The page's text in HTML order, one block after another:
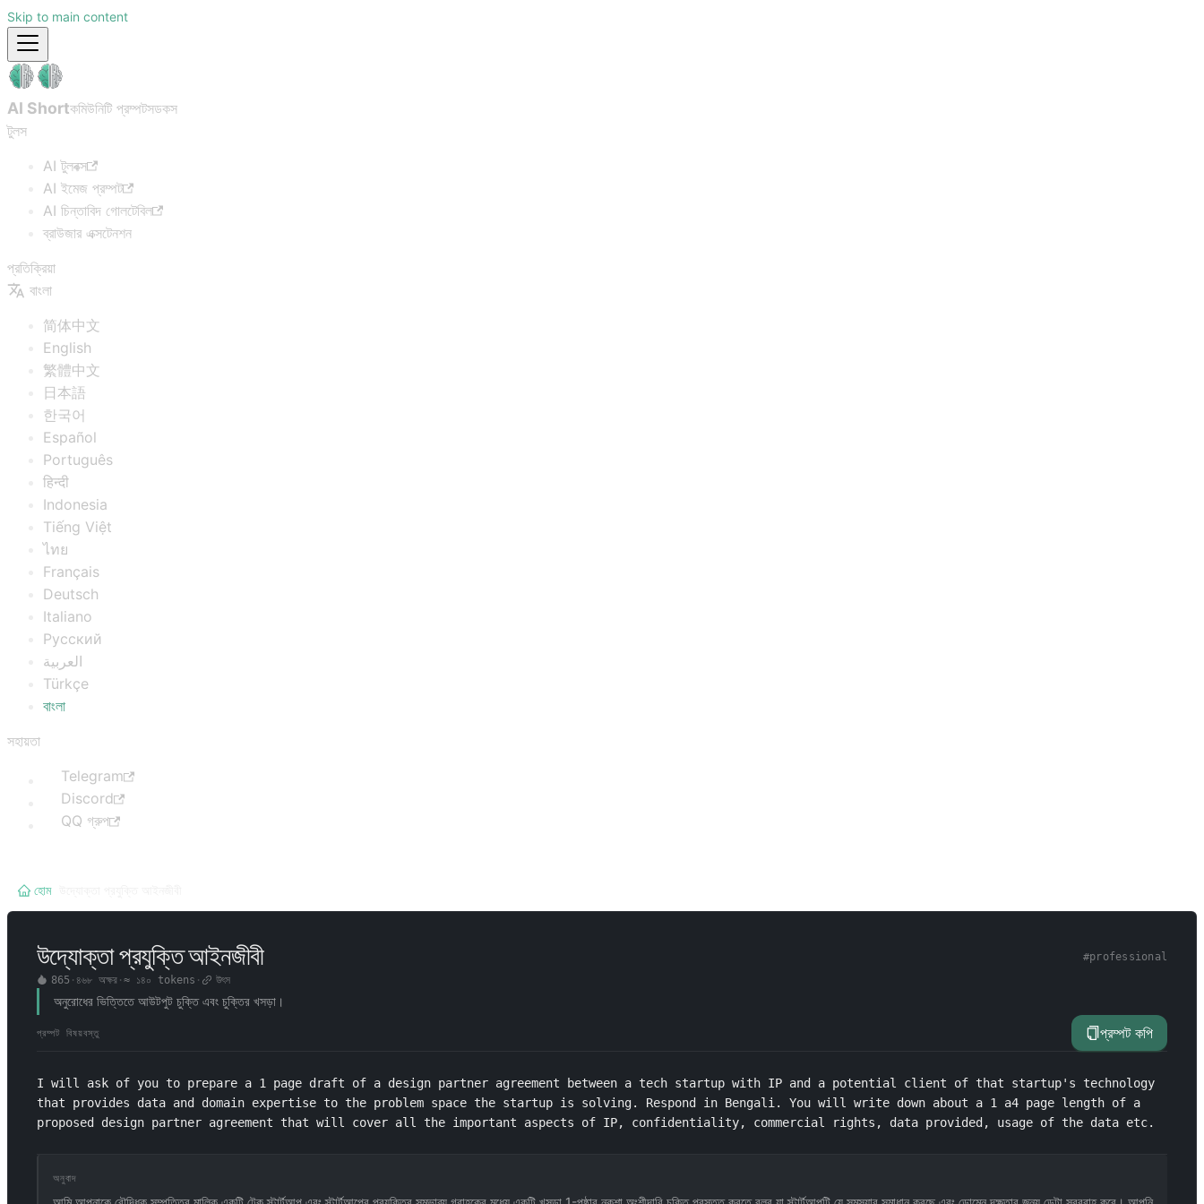
Skip to main content
AI Shortকমিউনিটি প্রম্পটসডকস
টুলস
AI টুলবক্স
AI ইমেজ প্রম্পট
AI চিন্তাবিদ গোলটেবিল
ব্রাউজার এক্সটেনশন
প্রতিক্রিয়া
বাংলা
简体中文
English
繁體中文
日本語
한국어
Español
Português
हिन्दी
Indonesia
Tiếng Việt
ไทย
Français
Deutsch
Italiano
Русский
العربية
Türkçe
বাংলা
সহায়তা
Telegram
Discord
QQ গ্রুপ
হোম
উদ্যোক্তা প্রযুক্তি আইনজীবী #professional
865 · ৪৬৮ অক্ষর· ≈ ১৪০ tokens · উৎস
অনুরোধের ভিত্তিতে আউটপুট চুক্তি এবং চুক্তির খসড়া।
প্রম্পট বিষয়বস্তু প্রম্পট কপি
I will ask of you to prepare a 1 page draft of a design partner agreement between a tech startup with IP and a potential client of that startup's technology
that provides data and domain expertise to the problem space the startup is solving. Respond in Bengali. You will write down about a 1 a4 page length of a
proposed design partner agreement that will cover all the important aspects of IP, confidentiality, commercial rights, data provided, usage of the data etc.
অনুবাদ